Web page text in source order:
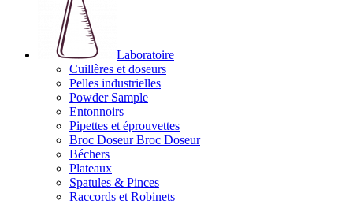
Laboratoire
Cuillères et doseurs
Pelles industrielles
Powder Sample
Entonnoirs
Pipettes et éprouvettes
Broc Doseur Broc Doseur
Béchers
Plateaux
Spatules & Pinces
Raccords et Robinets